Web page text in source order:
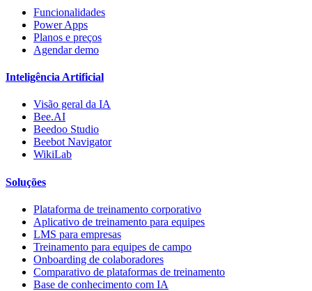
Funcionalidades
Power Apps
Planos e preços
Agendar demo
Inteligência Artificial
Visão geral da IA
Bee.AI
Beedoo Studio
Beebot Navigator
WikiLab
Soluções
Plataforma de treinamento corporativo
Aplicativo de treinamento para equipes
LMS para empresas
Treinamento para equipes de campo
Onboarding de colaboradores
Comparativo de plataformas de treinamento
Base de conhecimento com IA